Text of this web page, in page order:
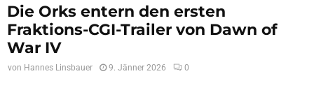
Die Orks entern den ersten
Fraktions-CGI-Trailer von Dawn of
War IV
von Hannes Linsbauer 9. Jänner 2026 0